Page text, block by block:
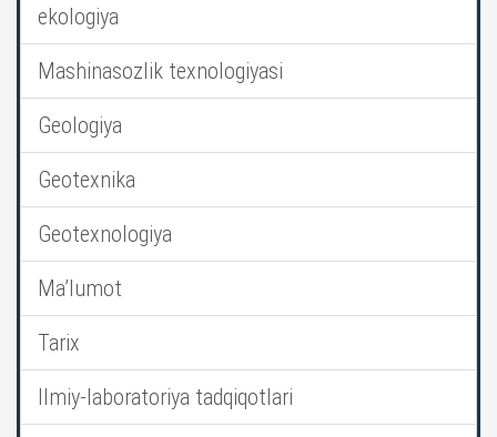
ekologiya
Mashinasozlik texnologiyasi
Geologiya
Geotexnika
Geotexnologiya
Ma’lumot
Tarix
Ilmiy-laboratoriya tadqiqotlari